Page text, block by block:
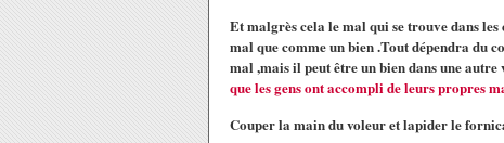
Et malgrès cela le mal qui se trouve dans
mal que comme un bien .Tout dépendra du
mal ,mais il peut être un bien dans une
que les gens ont accompli de leurs propres
Couper la main du voleur et lapider le